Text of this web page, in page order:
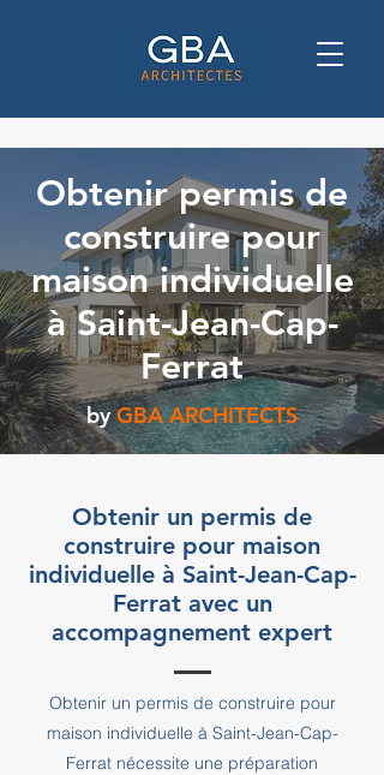
Obtenir permis de
construire pour
maison individuelle
à Saint-Jean-Cap-
Ferrat
by GBA ARCHITECTS
Obtenir un permis de
construire pour maison
individuelle à Saint-Jean-Cap-
Ferrat avec un
accompagnement expert
Obtenir un permis de construire pour
maison individuelle à Saint-Jean-Cap-
Ferrat nécessite une préparation